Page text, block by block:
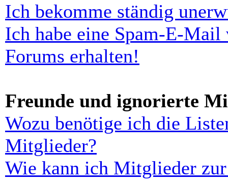
Ich bekomme ständig
Ich habe eine Spam-E-
Forums erhalten!
Freunde und ignorierte
Wozu benötige ich die
Mitglieder?
Wie kann ich Mitglieder